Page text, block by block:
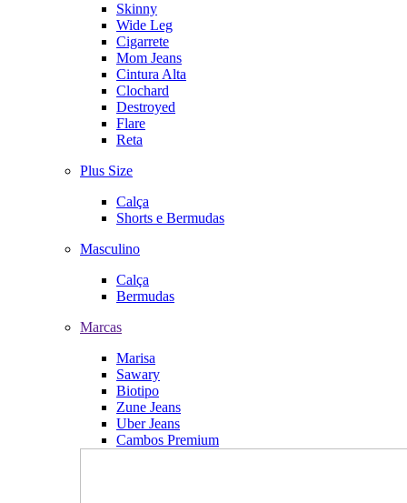
Skinny
Wide Leg
Cigarrete
Mom Jeans
Cintura Alta
Clochard
Destroyed
Flare
Reta
Plus Size
Calça
Shorts e Bermudas
Masculino
Calça
Bermudas
Marcas
Marisa
Sawary
Biotipo
Zune Jeans
Uber Jeans
Cambos Premium